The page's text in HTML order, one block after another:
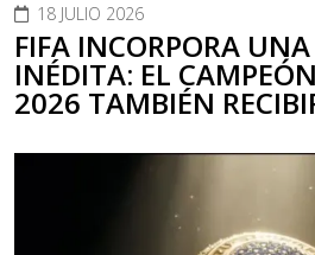
18 JULIO 2026
FIFA INCORPORA
INÉDITA: EL
2026 TAMBIÉN